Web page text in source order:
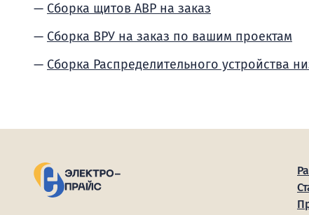
Сборка щитов АВР на заказ
Сборка ВРУ на заказ по вашим проектам
Сборка Распределительного устройства